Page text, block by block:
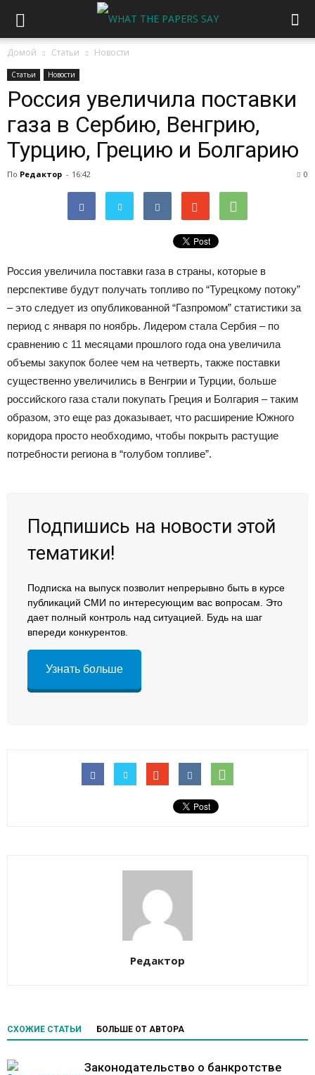
Домой Статьи Новости
Статьи Новости
Россия увеличила поставки
газа в Сербию, Венгрию,
Турцию, Грецию и Болгарию
По Редактор - 16:42 0
Россия увеличила поставки газа в страны, которые в
перспективе будут получать топливо по “Турецкому потоку”
– это следует из опубликованной “Газпромом” статистики за
период с января по ноябрь. Лидером стала Сербия – по
сравнению с 11 месяцами прошлого года она увеличила
объемы закупок более чем на четверть, также поставки
существенно увеличились в Венгрии и Турции, больше
российского газа стали покупать Греция и Болгария – таким
образом, это еще раз доказывает, что расширение Южного
коридора просто необходимо, чтобы покрыть растущие
потребности региона в “голубом топливе”.
Подпишись на новости этой
тематики!
Подписка на выпуск позволит непрерывно быть в курсе
публикаций СМИ по интересующим вас вопросам. Это
дает полный контроль над ситуацией. Будь на шаг
впереди конкурентов.
Узнать больше
Редактор
СХОЖИЕ СТАТЬИ БОЛЬШЕ ОТ АВТОРА
Законодательство о банкротстве